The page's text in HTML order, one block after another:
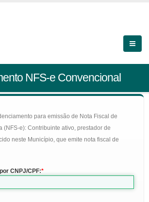
NFS-e Convencional
para emissão de Nota Fiscal de
(NFS-e): Contribuinte ativo, prestador de
neste Município, que emite nota fiscal de
CNPJ/CPF: